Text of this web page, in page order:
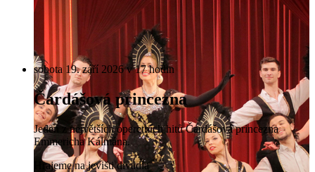
sobota 19. září 2026 v 17 hodin
Čardášová princezna
Jeden z největších operetních hitů Čardášová princezna
Emmericha Kálmána.
Hrajeme na jevišti divadla